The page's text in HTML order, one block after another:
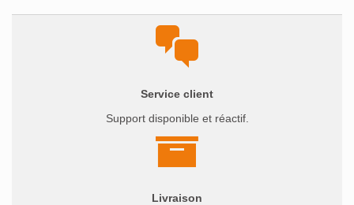
Service client
Support disponible et réactif.
Livraison